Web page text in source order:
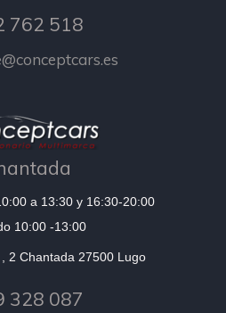
762 518
a 13:30 y 16:30-20:00
10:00 -13:00
2 Chantada 27500 Lugo
328 087